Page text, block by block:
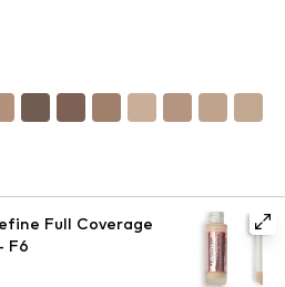
Full Coverage
F6